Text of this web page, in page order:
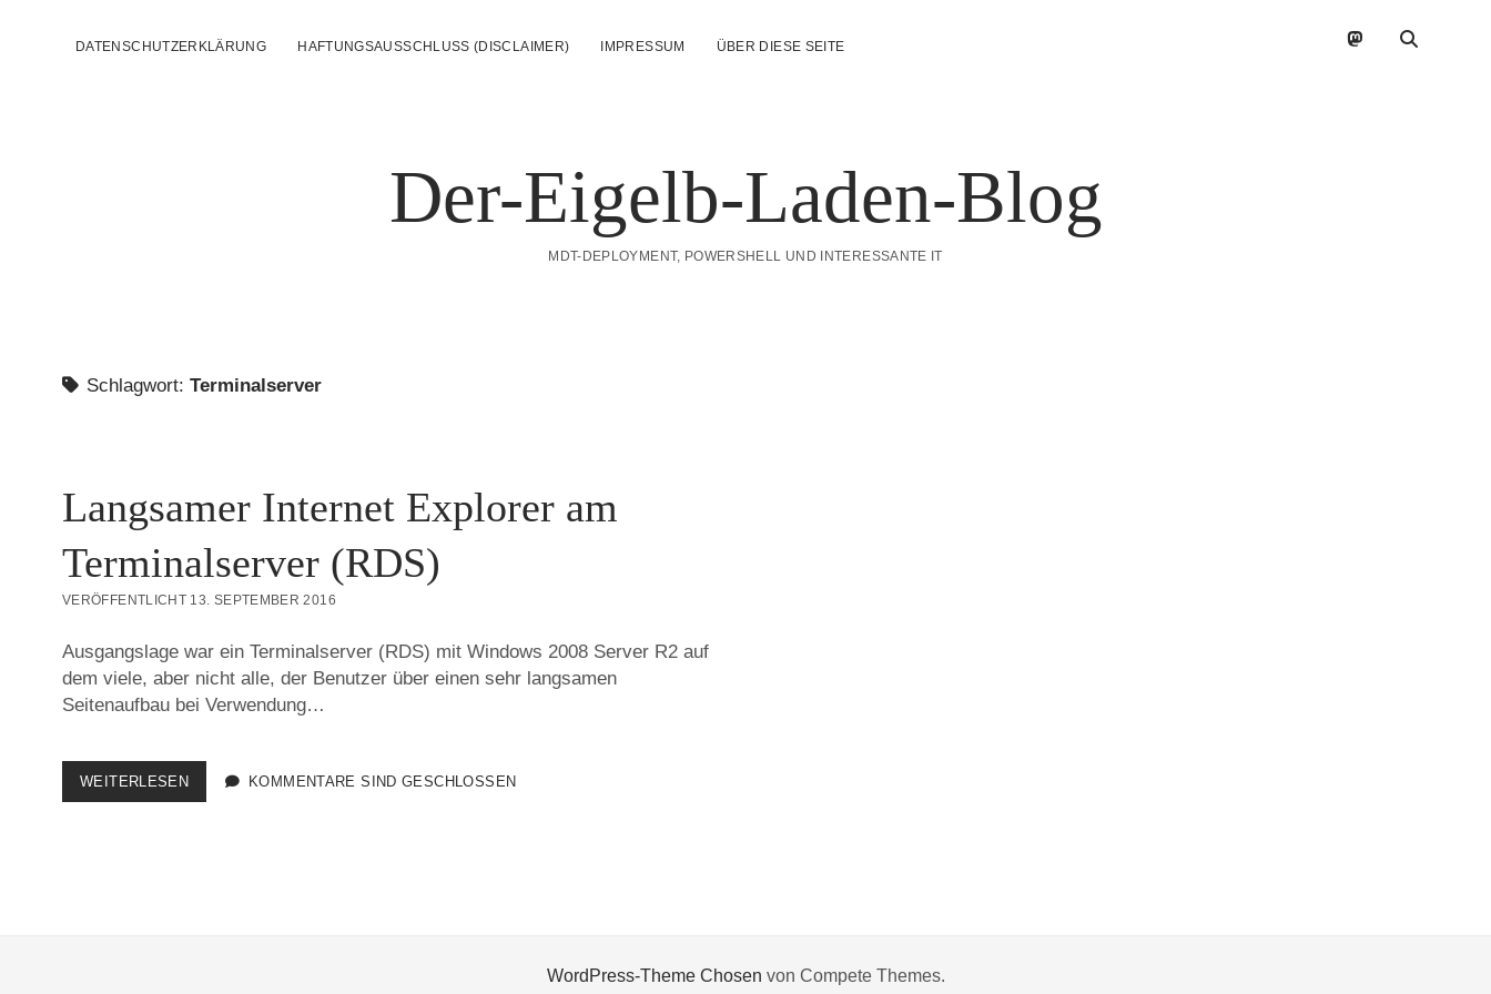
DATENSCHUTZERKLÄRUNG HAFTUNGSAUSSCHLUSS (DISCLAIMER) IMPRESSUM ÜBER DIESE SEITE mastodon
Der-Eigelb-Laden-Blog
MDT-DEPLOYMENT, POWERSHELL UND INTERESSANTE IT
Schlagwort: Terminalserver
Langsamer Internet Explorer am
Terminalserver (RDS)
VERÖFFENTLICHT 13. SEPTEMBER 2016
Ausgangslage war ein Terminalserver (RDS) mit Windows 2008 Server R2 auf
dem viele, aber nicht alle, der Benutzer über einen sehr langsamen
Seitenaufbau bei Verwendung…
WEITERLESENLANGSAMER
INTERNET
KOMMENTARE SIND GESCHLOSSEN
WordPress-Theme Chosen von Compete Themes.